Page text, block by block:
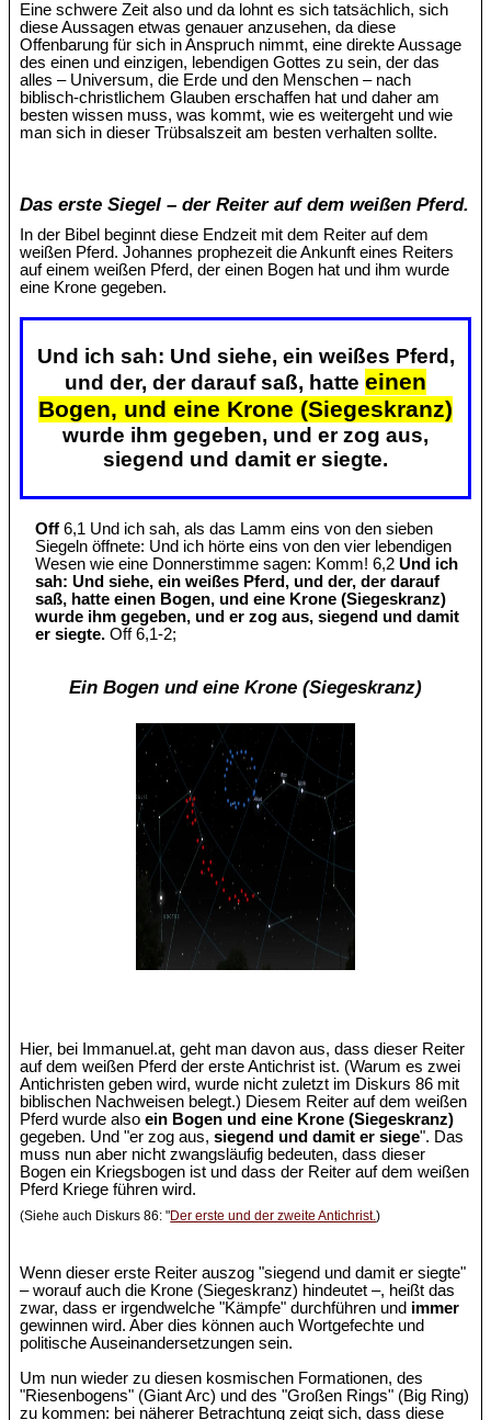
Eine schwere Zeit also und da lohnt es sich tatsächlich, sich
diese Aussagen etwas genauer anzusehen, da diese
Offenbarung für sich in Anspruch nimmt, eine direkte Aussage
des einen und einzigen, lebendigen Gottes zu sein, der das
alles – Universum, die Erde und den Menschen – nach
biblisch-christlichem Glauben erschaffen hat und daher am
besten wissen muss, was kommt, wie es weitergeht und wie
man sich in dieser Trübsalszeit am besten verhalten sollte.
Das erste Siegel – der Reiter auf dem weißen Pferd.
In der Bibel beginnt diese Endzeit mit dem Reiter auf dem
weißen Pferd. Johannes prophezeit die Ankunft eines Reiters
auf einem weißen Pferd, der einen Bogen hat und ihm wurde
eine Krone gegeben.
Und ich sah: Und siehe, ein weißes Pferd,
und der, der darauf saß, hatte einen
Bogen, und eine Krone (Siegeskranz)
wurde ihm gegeben, und er zog aus,
siegend und damit er siegte.
Off 6,1 Und ich sah, als das Lamm eins von den sieben
Siegeln öffnete: Und ich hörte eins von den vier lebendigen
Wesen wie eine Donnerstimme sagen: Komm! 6,2Und ich
sah: Und siehe, ein weißes Pferd, und der, der darauf
saß, hatte einen Bogen, und eine Krone (Siegeskranz)
wurde ihm gegeben, und er zog aus, siegend und damit
er siegte. Off 6,1-2;
Ein Bogen und eine Krone (Siegeskranz)
Hier, bei Immanuel.at, geht man davon aus, dass dieser Reiter
auf dem weißen Pferd der erste Antichrist ist. (Warum es zwei
Antichristen geben wird, wurde nicht zuletzt im Diskurs 86 mit
biblischen Nachweisen belegt.) Diesem Reiter auf dem weißen
Pferd wurde alsoein Bogen und eine Krone (Siegeskranz)
gegeben. Und "er zog aus,siegend und damit er siege". Das
muss nun aber nicht zwangsläufig bedeuten, dass dieser
Bogen ein Kriegsbogen ist und dass der Reiter auf dem weißen
Pferd Kriege führen wird.
(Siehe auch Diskurs 86: "Der erste und der zweite Antichrist.)
Wenn dieser erste Reiter auszog "siegend und damit er siegte"
– worauf auch die Krone (Siegeskranz) hindeutet –, heißt das
zwar, dass er irgendwelche "Kämpfe" durchführen und immer
gewinnen wird. Aber dies können auch Wortgefechte und
politische Auseinandersetzungen sein.
Um nun wieder zu diesen kosmischen Formationen, des
"Riesenbogens" (Giant Arc) und des "Großen Rings" (Big Ring)
zu kommen: bei näherer Betrachtung zeigt sich, dass diese